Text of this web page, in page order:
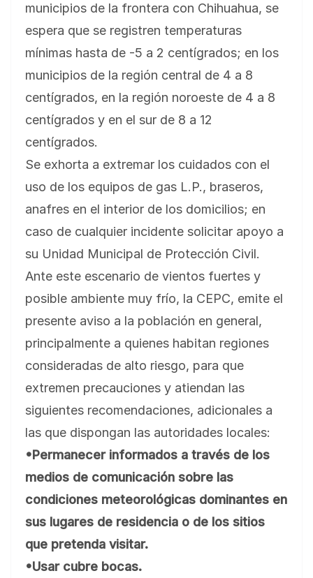
municipios de la frontera con Chihuahua, se
espera que se registren temperaturas
mínimas hasta de -5 a 2 centígrados; en los
municipios de la región central de 4 a 8
centígrados, en la región noroeste de 4 a 8
centígrados y en el sur de 8 a 12
centígrados.
Se exhorta a extremar los cuidados con el
uso de los equipos de gas L.P., braseros,
anafres en el interior de los domicilios; en
caso de cualquier incidente solicitar apoyo a
su Unidad Municipal de Protección Civil.
Ante este escenario de vientos fuertes y
posible ambiente muy frío, la CEPC, emite el
presente aviso a la población en general,
principalmente a quienes habitan regiones
consideradas de alto riesgo, para que
extremen precauciones y atiendan las
siguientes recomendaciones, adicionales a
las que dispongan las autoridades locales:
•Permanecer informados a través de los
medios de comunicación sobre las
condiciones meteorológicas dominantes en
sus lugares de residencia o de los sitios
que pretenda visitar.
•Usar cubre bocas.